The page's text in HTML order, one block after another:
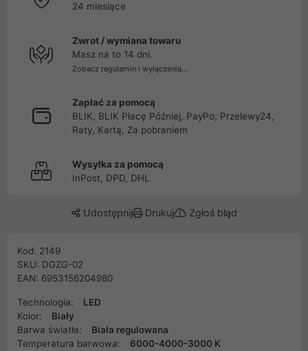
24 miesiące
Zwrot / wymiana towaru
Masz na to 14 dni.
Zobacz regulamin i wyłączenia...
Zapłać za pomocą
BLIK, BLIK Płacę Później, PayPo, Przelewy24,
Raty, Kartą, Za pobraniem
Wysyłka za pomocą
InPost, DPD, DHL
Udostępnij Drukuj Zgłoś błąd
Kod: 2149
SKU: DGZG-02
EAN: 6953156204980
Technologia:
LED
Kolor:
Biały
Barwa światła:
Biała regulowana
Temperatura barwowa:
6000-4000-3000 K